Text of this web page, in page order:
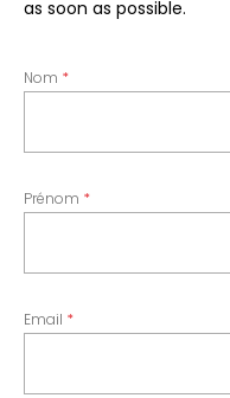
as soon as possible.
Nom
Prénom
Email